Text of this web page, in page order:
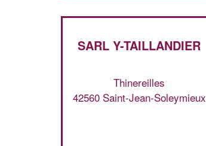
SARL Y-TAILLANDIER
Thinereilles
42560 Saint-Jean-Soleymieux